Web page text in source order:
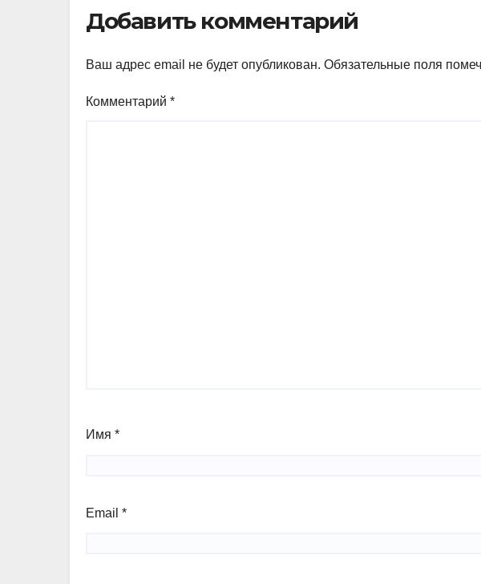
Добавить комментарий
Ваш адрес email не будет опубликован. Обязательные поля
Комментарий *
Имя *
Email *